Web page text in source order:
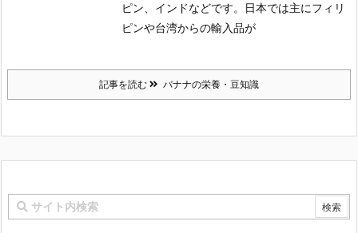
ピン、インドなどです。日本では主にフィリ
ピンや台湾からの輸入品が
記事を読む バナナの栄養・豆知識